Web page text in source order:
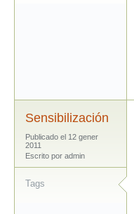
Sensibilización
Publicado el 12 gener
2011
Escrito por admin
Tags